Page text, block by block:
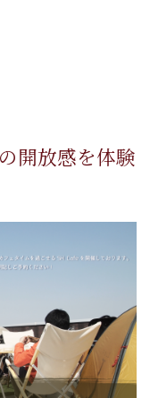
開放感を体験